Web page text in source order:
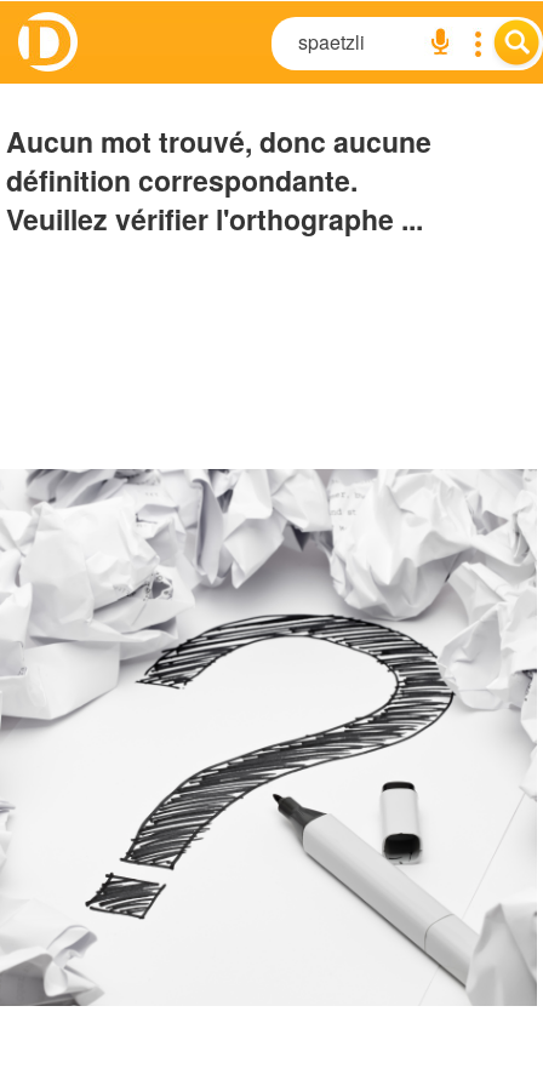
Aucun mot trouvé, donc aucune
définition correspondante.
Veuillez vérifier l'orthographe ...